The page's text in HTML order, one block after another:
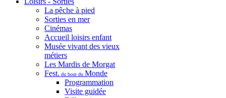
La pêche à pied
Sorties en mer
Cinémas
Accueil loisirs enfant
Musée vivant des vieux
métiers
Les Mardis de Morgat
Fest. du bout du Monde
Programmation
Visite guidée